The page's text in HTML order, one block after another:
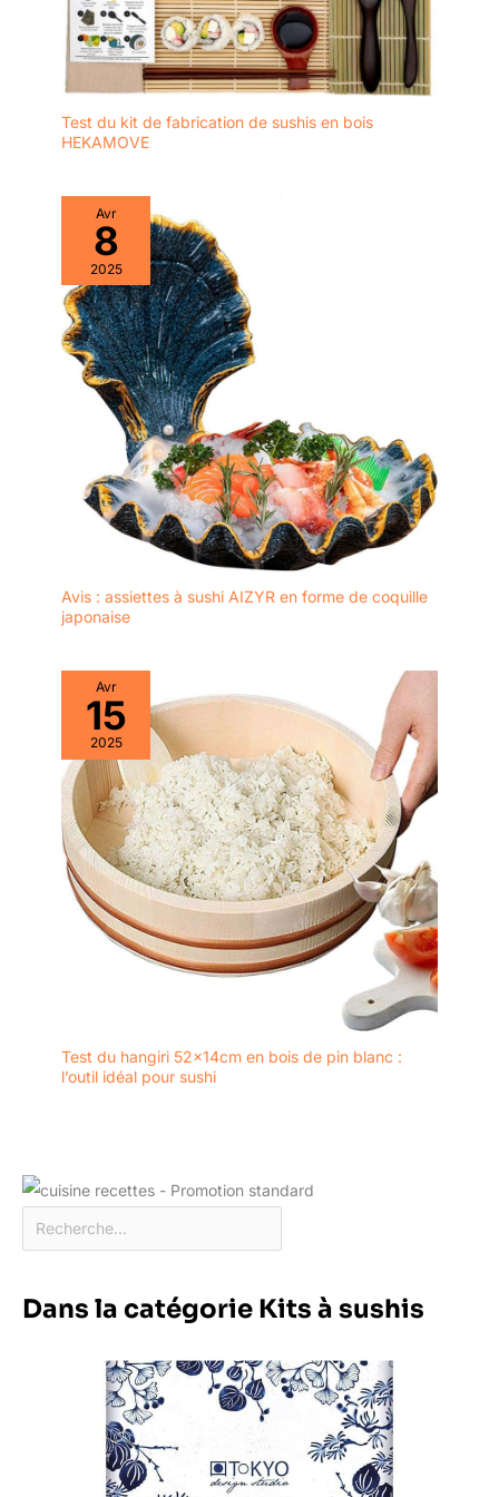
Test du kit de fabrication de sushis en bois
HEKAMOVE
Avr
8
2025
Avis : assiettes à sushi AIZYR en forme de coquille
japonaise
Avr
15
2025
Test du hangiri 52x14cm en bois de pin blanc :
l’outil idéal pour sushi
Dans la catégorie Kits à sushis